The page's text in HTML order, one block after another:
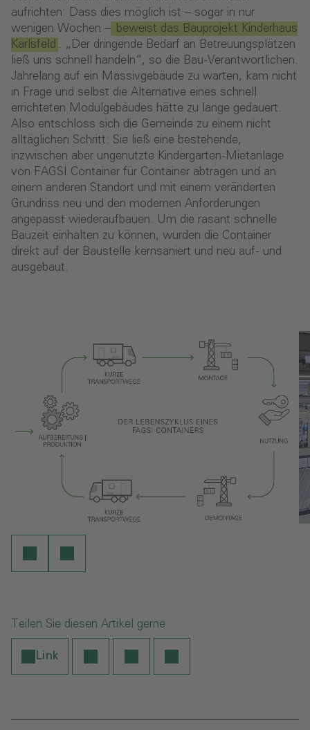
aufrichten: Dass dies möglich ist – sogar in nur
wenigen Wochen – beweist das Bauprojekt Kinderhaus
Karlsfeld . „Der dringende Bedarf an Betreuungsplätzen
ließ uns schnell handeln“, so die Bau-Verantwortlichen.
Jahrelang auf ein Massivgebäude zu warten, kam nicht
in Frage und selbst die Alternative eines schnell
errichteten Modulgebäudes hätte zu lange gedauert.
Also entschloss sich die Gemeinde zu einem nicht
alltäglichen Schritt: Sie ließ eine bestehende,
inzwischen aber ungenutzte Kindergarten-Mietanlage
von FAGSI Container für Container abtragen und an
einem anderen Standort und mit einem veränderten
Grundriss neu und den modernen Anforderungen
angepasst wiederaufbauen. Um die rasant schnelle
Bauzeit einhalten zu können, wurden die Container
direkt auf der Baustelle kernsaniert und neu auf- und
ausgebaut.
Teilen Sie diesen Artikel gerne
Link